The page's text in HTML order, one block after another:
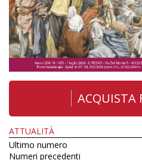
ACQUISTA
ATTUALITÀ
Ultimo numero
Numeri precedenti